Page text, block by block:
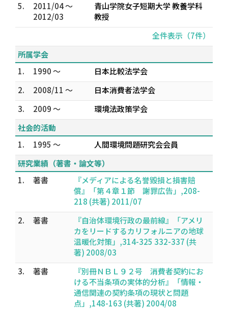
5.
2011/04 ～
2012/03
青山学院女子短期大学 教養学科
教授
全件表示（7件）
所属学会
1.
1990 ～
日本比較法学会
2.
2008/11 ～
日本消費者法学会
3.
2009 ～
環境法政策学会
社会的活動
1.
1995 ～
人間環境問題研究会会員
研究業績（著書・論文等）
1.
著書
『メディアによる名誉毀損と損害賠
償』「第４章１節 謝罪広告」,208-
218 (共著) 2011/07
2.
著書
『自治体環境行政の最前線』「アメリ
カをリードするカリフォルニアの地球
温暖化対策」,314-325 332-337 (共
著) 2008/03
3.
著書
『別冊ＮＢＬ９２号 消費者契約にお
ける不当条項の実体的分析』「情報・
通信関連の契約条項の現状と問題
点」,148-163 (共著) 2004/08